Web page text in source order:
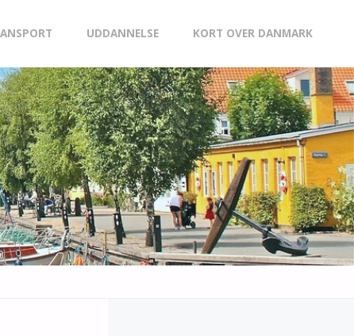
UDDANNELSE KORT OVER DANMARK